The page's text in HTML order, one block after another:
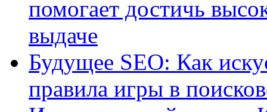
помогает достичь
выдаче
Будущее SEO: Как
правила игры в